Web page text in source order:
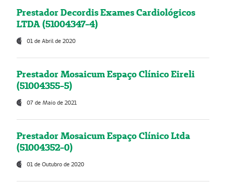
Prestador Decordis Exames Cardiológicos
LTDA (51004347-4)
01 de Abril de 2020
Prestador Mosaicum Espaço Clínico Eireli
(51004355-5)
07 de Maio de 2021
Prestador Mosaicum Espaço Clínico Ltda
(51004352-0)
01 de Outubro de 2020